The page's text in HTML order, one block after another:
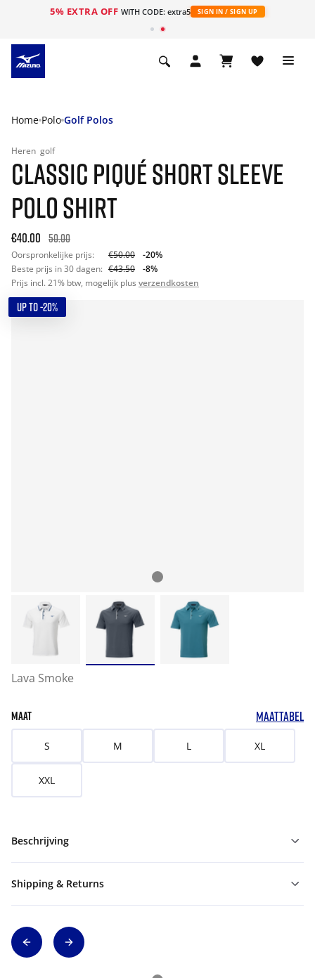
5% EXTRA OFF WITH CODE: extra5 SIGN IN / SIGN UP
Home Polo Golf Polos
Heren golf
CLASSIC PIQUÉ SHORT SLEEVE
POLO SHIRT
€40.00 50.00
Oorspronkelijke prijs: €50.00
-20%
Beste prijs in 30 dagen: €43.50
-8%
Prijs incl. 21% btw, mogelijk plus verzendkosten
UP TO -20%
Lava Smoke
MAAT MAATTABEL
S M L XL
XXL
Beschrijving
Shipping & Returns